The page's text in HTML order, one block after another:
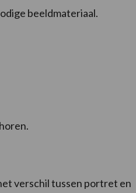
beeldmateriaal.
verschil tussen portret en